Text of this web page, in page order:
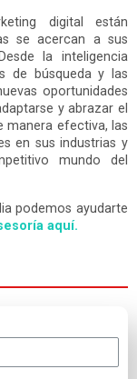
digital están
se acercan a sus
la inteligencia
de búsqueda y las
oportunidades
y abrazar el
manera efectiva, las
en sus industrias y
mundo del
podemos ayudarte
aquí.